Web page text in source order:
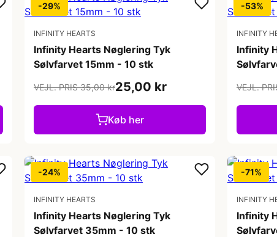
-29%
INFINITY HEARTS
Infinity Hearts Nøglering Tyk
Sølvfarvet 15mm - 10 stk
VEJL. PRIS 35,00 kr25,00 kr
Køb her
-53%
INFINITY
Infinity
VEJL.
-24%
INFINITY HEARTS
Infinity Hearts Nøglering Tyk
Sølvfarvet 35mm - 10 stk
-71%
INFINITY
Infinity